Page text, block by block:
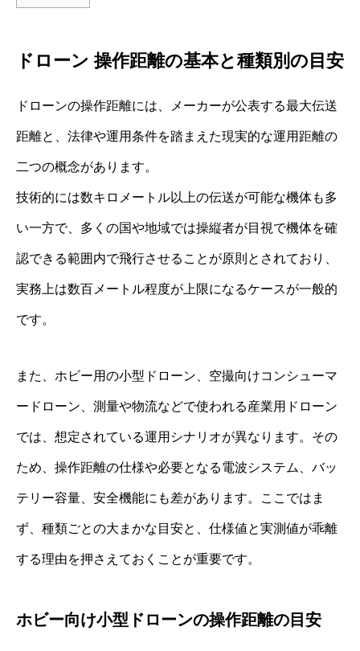
ドローン 操作距離の基本と種類別の目安
ドローンの操作距離には、メーカーが公表する最大伝送
距離と、法律や運用条件を踏まえた現実的な運用距離の
二つの概念があります。
技術的には数キロメートル以上の伝送が可能な機体も多
い一方で、多くの国や地域では操縦者が目視で機体を確
認できる範囲内で飛行させることが原則とされており、
実務上は数百メートル程度が上限になるケースが一般的
です。
また、ホビー用の小型ドローン、空撮向けコンシューマ
ードローン、測量や物流などで使われる産業用ドローン
では、想定されている運用シナリオが異なります。その
ため、操作距離の仕様や必要となる電波システム、バッ
テリー容量、安全機能にも差があります。ここではま
ず、種類ごとの大まかな目安と、仕様値と実測値が乖離
する理由を押さえておくことが重要です。
ホビー向け小型ドローンの操作距離の目安